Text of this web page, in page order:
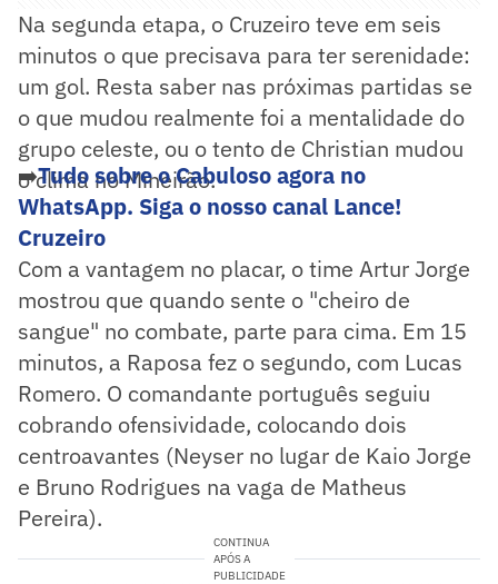
Na segunda etapa, o Cruzeiro teve em seis
minutos o que precisava para ter serenidade:
um gol. Resta saber nas próximas partidas se
o que mudou realmente foi a mentalidade do
grupo celeste, ou o tento de Christian mudou
o clima no Mineirão.
➡️Tudo sobre o Cabuloso agora no
WhatsApp. Siga o nosso canal Lance!
Cruzeiro
Com a vantagem no placar, o time Artur Jorge
mostrou que quando sente o "cheiro de
sangue" no combate, parte para cima. Em 15
minutos, a Raposa fez o segundo, com Lucas
Romero. O comandante português seguiu
cobrando ofensividade, colocando dois
centroavantes (Neyser no lugar de Kaio Jorge
e Bruno Rodrigues na vaga de Matheus
Pereira).
CONTINUA
APÓS A
PUBLICIDADE